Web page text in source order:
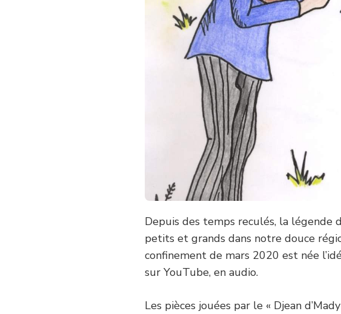
Depuis des temps reculés, la légende
petits et grands dans notre douce
confinement de mars 2020 est née
sur YouTube, en audio.
Les pièces jouées par le « Djean